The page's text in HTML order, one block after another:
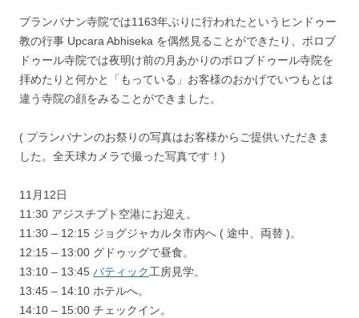
プランバナン寺院では1163年ぶりに行われたというヒンドゥー
教の行事 Upcara Abhiseka を偶然見ることができたり、ボロブ
ドゥール寺院では夜明け前の月あかりのボロブドゥール寺院を
拝めたりと何かと「もっている」お客様のおかげでいつもとは
違う寺院の顔をみることができました。
( プランバナンのお祭りの写真はお客様からご提供いただきま
した。全天球カメラで撮った写真です！)
11月12日
11:30 アジスチプト空港にお迎え。
11:30 – 12:15 ジョグジャカルタ市内へ ( 途中、両替 )。
12:15 – 13:00 グドゥッグで昼食。
13:10 – 13:45 バティック工房見学。
13:45 – 14:10 ホテルへ。
14:10 – 15:00 チェックイン。